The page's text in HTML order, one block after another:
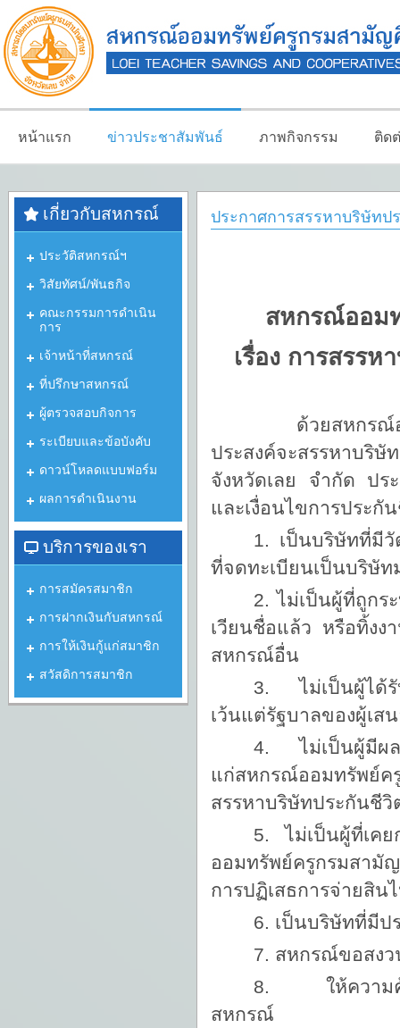
หน้าแรก ข่าวประชาสัมพันธ์ ภาพกิจกรรม ติด
ประกาศการสรรหาบริษัท
สหกรณ์ออม
เรื่อง การสรร
ด้วยสหกร
ประสงค์จะสรรหาบริ
จังหวัดเลย จํากัด ปร
และเงื่อนไขการประกั
1. เป็นบริษัทที่มี
ที่จดทะเบียนเป็นบริษั
2. ไม่เป็นผู้ที่ถูกร
เวียนชื่อแล้ว หรือทิ้ง
สหกรณ์อื่น
3. ไม่เป็นผู้ได้รั
เว้นแต่รัฐบาลของผู้เ
4. ไม่เป็นผู้มีผลป
แก่สหกรณ์ออมทรัพย์
สรรหาบริษัทประกันชี
5. ไม่เป็นผู้ที่เค
ออมทรัพย์ครูกรมสามั
การปฏิเสธการจ่ายสิ
6. เป็นบริษัทที่มีป
7. สหกรณ์ขอสงว
8. ให้ความคุ้มค
สหกรณ์
เกี่ยวกับสหกรณ์
ประวัติสหกรณ์ฯ
วิสัยทัศน์/พันธกิจ
คณะกรรมการดำเนิน
การ
เจ้าหน้าที่สหกรณ์
ที่ปรึกษาสหกรณ์
ผู้ตรวจสอบกิจการ
ระเบียบและข้อบังคับ
ดาวน์โหลดแบบฟอร์ม
ผลการดำเนินงาน
บริการของเรา
การสมัครสมาชิก
การฝากเงินกับสหกรณ์
การให้เงินกู้แก่สมาชิก
สวัสดิการสมาชิก